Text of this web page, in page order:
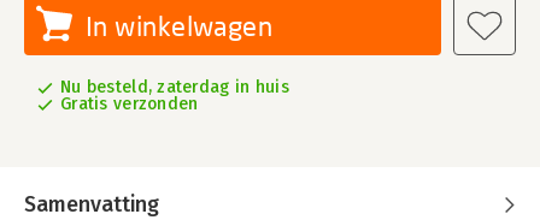
In winkelwagen
Nu besteld, zaterdag in huis
Gratis verzonden
Samenvatting